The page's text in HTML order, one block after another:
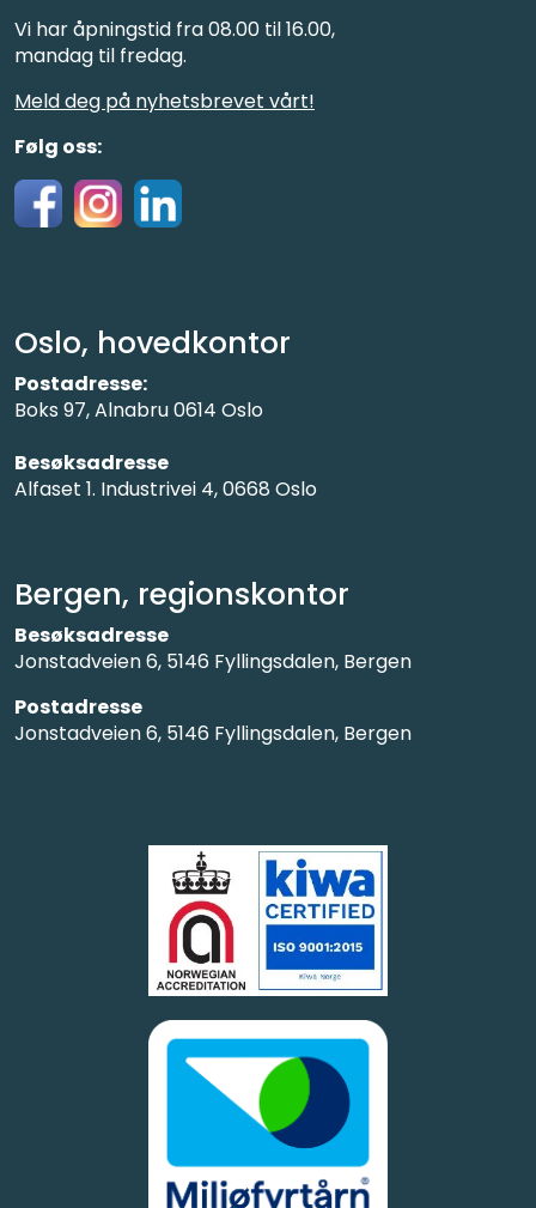
Vi har åpningstid fra 08.00 til 16.00,
mandag til fredag.
Meld deg på nyhetsbrevet vårt!
Følg oss:
Bergen, regionskontor
Besøksadresse
Jonstadveien 6, 5146 Fyllingsdalen, Bergen
Postadresse
Jonstadveien 6, 5146 Fyllingsdalen, Bergen
Oslo, hovedkontor
Postadresse:
Boks 97, Alnabru 0614 Oslo
Besøksadresse
Alfaset 1. Industrivei 4, 0668 Oslo